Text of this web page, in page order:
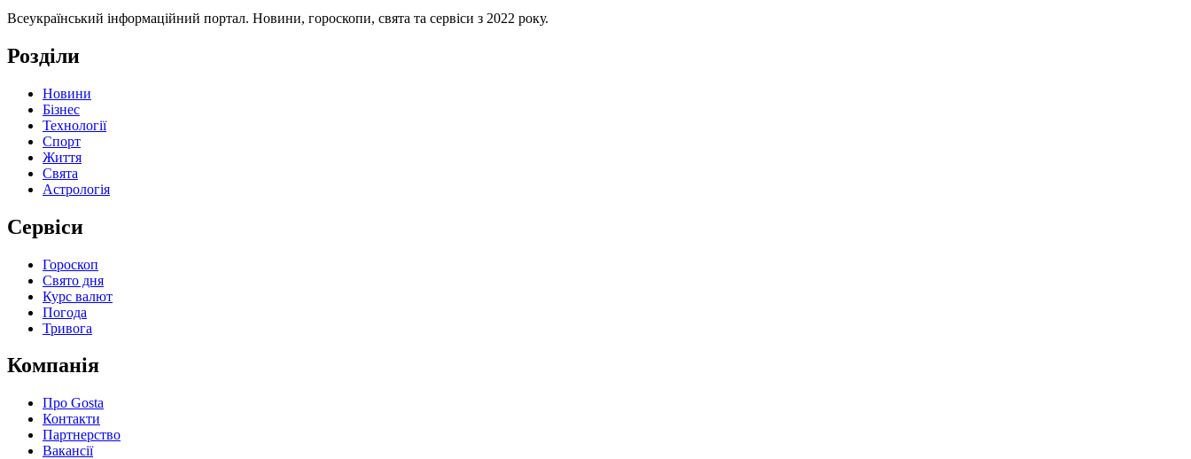
Всеукраїнський інформаційний портал. Новини, гороскопи, свята та сервіси з 2022 року.
Розділи
Новини
Бізнес
Технології
Спорт
Життя
Свята
Астрологія
Сервіси
Гороскоп
Свято дня
Курс валют
Погода
Тривога
Компанія
Про Gosta
Контакти
Партнерство
Вакансії